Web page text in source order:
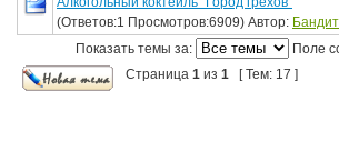
(Ответов:1 Просмотров:6909) Автор:
Показать темы за:
Поле
Страница 1 из 1 [ Тем: 17 ]